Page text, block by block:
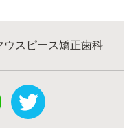
ウスピース矯正歯科